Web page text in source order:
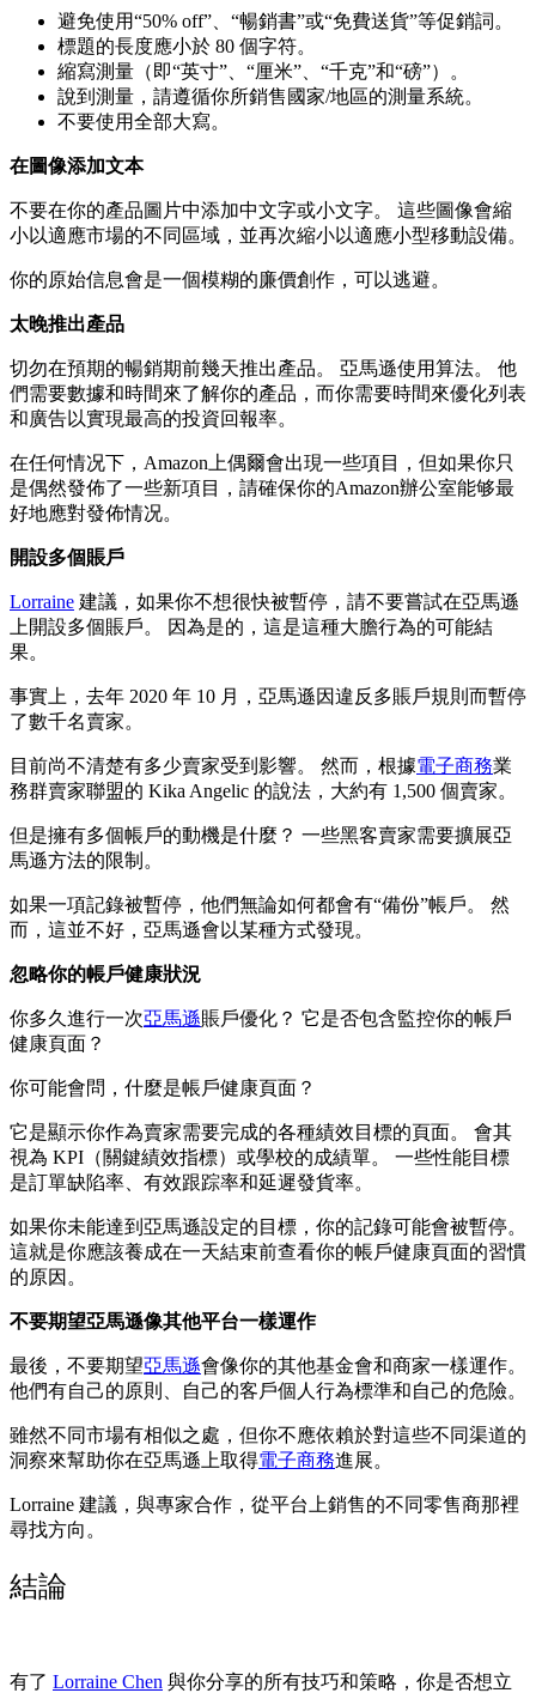
避免使用“50% off”、“暢銷書”或“免費送貨”等促銷詞。
標題的長度應小於 80 個字符。
縮寫測量（即“英寸”、“厘米”、“千克”和“磅”）。
說到測量，請遵循你所銷售國家/地區的測量系統。
不要使用全部大寫。
在圖像添加文本
不要在你的產品圖片中添加中文字或小文字。 這些圖像會縮
小以適應市場的不同區域，並再次縮小以適應小型移動設備。
你的原始信息會是一個模糊的廉價創作，可以逃避。
太晚推出產品
切勿在預期的暢銷期前幾天推出產品。 亞馬遜使用算法。 他
們需要數據和時間來了解你的產品，而你需要時間來優化列表
和廣告以實現最高的投資回報率。
在任何情况下，Amazon上偶爾會出現一些項目，但如果你只
是偶然發佈了一些新項目，請確保你的Amazon辦公室能够最
好地應對發佈情况。
開設多個賬戶
Lorraine 建議，如果你不想很快被暫停，請不要嘗試在亞馬遜
上開設多個賬戶。 因為是的，這是這種大膽行為的可能結
果。
事實上，去年 2020 年 10 月，亞馬遜因違反多賬戶規則而暫停
了數千名賣家。
目前尚不清楚有多少賣家受到影響。 然而，根據電子商務業
務群賣家聯盟的 Kika Angelic 的說法，大約有 1,500 個賣家。
但是擁有多個帳戶的動機是什麼？ 一些黑客賣家需要擴展亞
馬遜方法的限制。
如果一項記錄被暫停，他們無論如何都會有“備份”帳戶。 然
而，這並不好，亞馬遜會以某種方式發現。
忽略你的帳戶健康狀況
你多久進行一次亞馬遜賬戶優化？ 它是否包含監控你的帳戶
健康頁面？
你可能會問，什麼是帳戶健康頁面？
它是顯示你作為賣家需要完成的各種績效目標的頁面。 會其
視為 KPI（關鍵績效指標）或學校的成績單。 一些性能目標
是訂單缺陷率、有效跟踪率和延遲發貨率。
如果你未能達到亞馬遜設定的目標，你的記錄可能會被暫停。
這就是你應該養成在一天結束前查看你的帳戶健康頁面的習慣
的原因。
不要期望亞馬遜像其他平台一樣運作
最後，不要期望亞馬遜會像你的其他基金會和商家一樣運作。
他們有自己的原則、自己的客戶個人行為標準和自己的危險。
雖然不同市場有相似之處，但你不應依賴於對這些不同渠道的
洞察來幫助你在亞馬遜上取得電子商務進展。
Lorraine 建議，與專家合作，從平台上銷售的不同零售商那裡
尋找方向。
結論
有了 Lorraine Chen 與你分享的所有技巧和策略，你是否想立